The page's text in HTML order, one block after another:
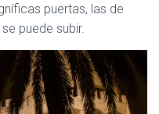
puertas, las de
puede subir.